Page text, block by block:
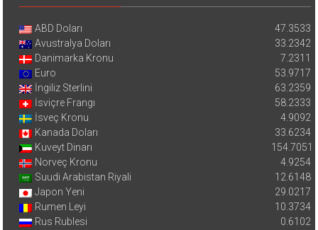
ABD Doları
47.3533
Avustralya Doları
33.2342
Danimarka Kronu
7.2311
Euro
53.9717
İngiliz Sterlini
63.2359
İsviçre Frangı
58.2333
İsveç Kronu
4.9092
Kanada Doları
33.6234
Kuveyt Dinarı
154.7051
Norveç Kronu
4.9254
Suudi Arabistan Riyali
12.6148
Japon Yeni
29.0217
Rumen Leyi
10.3734
Rus Rublesi
0.6102